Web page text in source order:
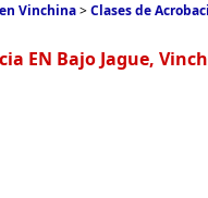
Vinchina>Clases de
EN Bajo Jague,